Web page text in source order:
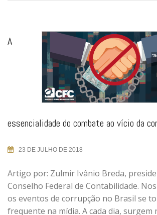
A
essencialidade do combate ao vício da
23 DE JULHO DE 2018
Artigo por: Zulmir Ivânio Breda,
Conselho Federal de Contabilidade.
os eventos de corrupção no Brasil se
frequente na mídia. A cada dia, surgem